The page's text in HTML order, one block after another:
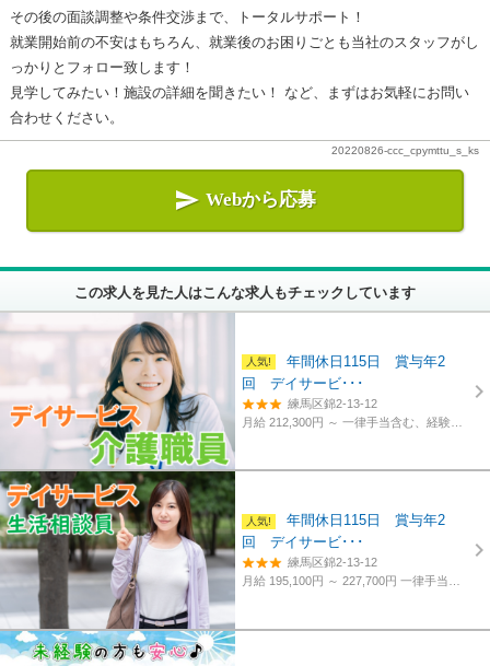
その後の面談調整や条件交渉まで、トータルサポート！
就業開始前の不安はもちろん、就業後のお困りごとも当社のスタッフがし
っかりとフォロー致します！
見学してみたい！施設の詳細を聞きたい！ など、まずはお気軽にお問い
合わせください。
20220826-ccc_cpymttu_s_ks
 Webから応募
この求人を見た人はこんな求人もチェックしています
年間休日115日 賞与年2
回 デイサービ･･･
練馬区錦2-13-12
月給 212,300円 ～一律手当含む、経験・資格考慮
年間休日115日 賞与年2
回 デイサービ･･･
練馬区錦2-13-12
月給 195,100円 ～ 227,700円一律手当含む、経験・資格考慮